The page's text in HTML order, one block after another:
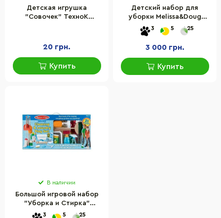
Детская игрушка
"Совочек" ТехноК
20 грн.
Купить
Детский набор для
уборки Melissa&Doug
MD18600 деревянный
3 5 25
3 000 грн.
Купить
В наличии
Большой игровой набор
"Уборка и Стирка"
Melissa&Doug MD93620
3 5 25